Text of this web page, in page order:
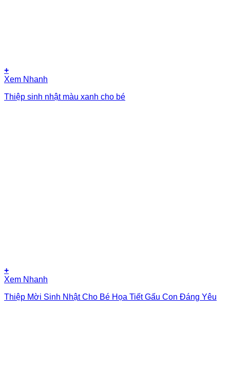
+
Xem Nhanh
Thiệp sinh nhật màu xanh cho bé
+
Xem Nhanh
Thiệp Mời Sinh Nhật Cho Bé Họa Tiết Gấu Con Đáng Yêu